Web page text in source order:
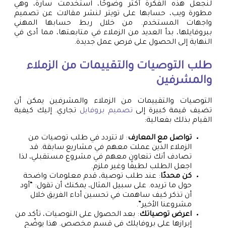
لنجعل هذه الفكرة أكثر وضوحًا، استخدمت سارة، وهي
مطورة ويب، حسابها على تويتر لنشر مقالات عن تصميم
واجهات المستخدم. من خلال ربط حسابها المهني
ببروفايلها، بدأ العديد من الزملاء في متابعتها، مما أدى في
النهاية إلى الحصول على فرص عمل جديدة.
طلب التوصيات والتقييمات من الزملاء
والمشرفين
التوصيات والتقييمات من الزملاء والمشرفين يمكن أن
تضيف قيمة كبيرة إلى تصميم بروفايل تجاري. إليك كيفية
القيام بذلك بفعالية:
تواصل مع المعارف: لا تتردد في طلب توصيات من
الزملاء الذين عملت معهم في مشاريع سابقة. قد
تصادف أنك تتعاون معهم في مشروع مستقبلي، لذا
اجعل الطلب لطيفًا وغير ملزم.
كن محددًا: عند طلب توصية، قدم معلومات واضحة
حول ما تريده. على سبيل المثال، يمكنك أن تقول: “أود
أن تذكر كيف ساهمت في تحسين أداء الفريق خلال
مشروعنا الأخير”.
اعرض توصياتك: بعد الحصول على التوصيات، تأكد من
إبرازها على بروفايلك في قسم مخصص. هذا يوضّح